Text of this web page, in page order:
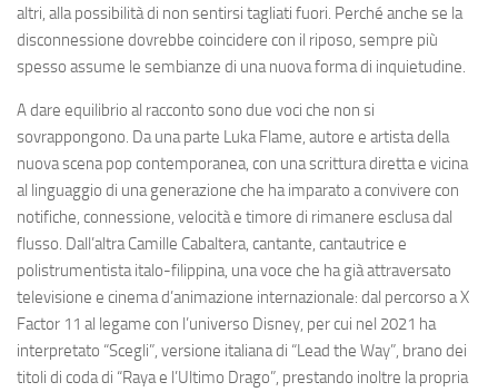
altri, alla possibilità di non sentirsi tagliati fuori. Perché anche se la
disconnessione dovrebbe coincidere con il riposo, sempre più
spesso assume le sembianze di una nuova forma di inquietudine.
A dare equilibrio al racconto sono due voci che non si
sovrappongono. Da una parte Luka Flame, autore e artista della
nuova scena pop contemporanea, con una scrittura diretta e vicina
al linguaggio di una generazione che ha imparato a convivere con
notifiche, connessione, velocità e timore di rimanere esclusa dal
flusso. Dall’altra Camille Cabaltera, cantante, cantautrice e
polistrumentista italo-filippina, una voce che ha già attraversato
televisione e cinema d’animazione internazionale: dal percorso a X
Factor 11 al legame con l’universo Disney, per cui nel 2021 ha
interpretato “Scegli”, versione italiana di “Lead the Way”, brano dei
titoli di coda di “Raya e l’Ultimo Drago”, prestando inoltre la propria